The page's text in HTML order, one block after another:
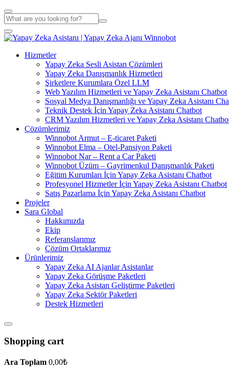
Hizmetler
Yapay Zeka Sesli Asistan Çözümleri
Yapay Zeka Danışmanlık Hizmetleri
Şirketlere Kurumlara Özel LLM
Web Yazılım Hizmetleri ve Yapay Zeka Asistanı Chatbot
Sosyal Medya Danışmanlığı ve Yapay Zeka Asistanı
Teknik Destek İçin Yapay Zeka Asistanı Chatbot
CRM Yazılım Hizmetleri ve Yapay Zeka Asistanı
Çözümlerimiz
Winnobot Armut – E-ticaret Paketi
Winnobot Elma – Otel-Pansiyon Paketi
Winnobot Nar – Rent a Car Paketi
Winnobot Üzüm – Gayrimenkul Danışmanlık Paketi
Eğitim Kurumları İçin Yapay Zeka Asistanı Chatbot
Profesyonel Hizmetler İçin Yapay Zeka Asistanı Chatbot
Satış Pazarlama İçin Yapay Zeka Asistanı Chatbot
Projeler
Sara Global
Hakkımızda
Ekip
Referanslarımız
Çözüm Ortaklarımız
Ürünlerimiz
Yapay Zeka AI Ajanlar Asistanlar
Yapay Zeka Görüşme Paketleri
Yapay Zeka Asistan Geliştirme Paketleri
Yapay Zeka Sektör Paketleri
Destek Hizmetleri
Shopping cart
Ara Toplam 0,00₺